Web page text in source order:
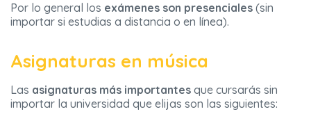
Por lo general los exámenes son presenciales (sin
importar si estudias a distancia o en línea).
Asignaturas en música
Las asignaturas más importantes que cursarás sin
importar la universidad que elijas son las siguientes: